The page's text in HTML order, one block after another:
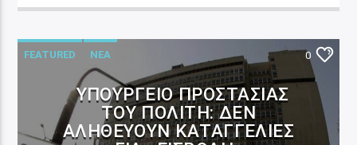
FEATURED ΝΕΑ 0
ΥΠΟΥΡΓΕΊΟ ΠΡΟΣΤΑΣΊΑΣ
ΤΟΥ ΠΟΛΊΤΗ: ΔΕΝ
ΑΛΗΘΕΎΟΥΝ ΚΑΤΑΓΓΕΛΊΕΣ